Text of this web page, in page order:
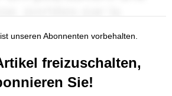
unseren Abonnenten vorbehalten.
freizuschalten,
Sie!